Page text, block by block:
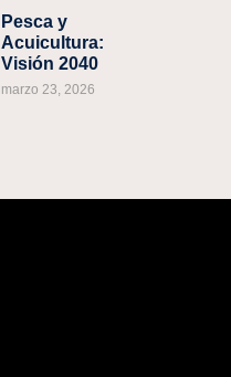
Pesca y
Acuicultura:
Visión 2040
marzo 23, 2026